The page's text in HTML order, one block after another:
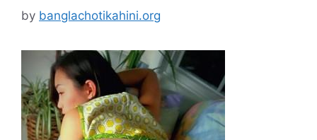
by banglachotikahini.org